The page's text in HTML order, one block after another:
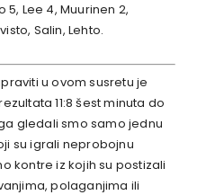
5, Lee 4, Muurinen 2,
Salin, Lehto.
u ovom susretu je
11:8 šest minuta do
gledali smo samo jednu
su igrali neprobojnu
kontre iz kojih su postizali
polaganjima ili